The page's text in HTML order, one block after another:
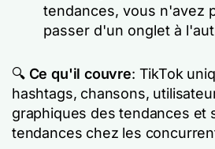
tendances, vous n'avez
passer d'un onglet à
🔍 Ce qu'il couvre: TikTok
hashtags, chansons,
graphiques des tendances et
tendances chez les